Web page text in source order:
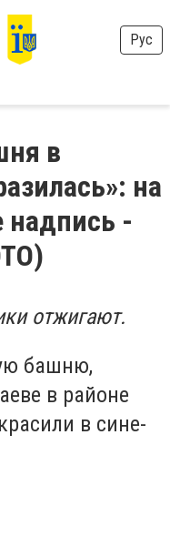
Рус
в
на
-
отжигают.
башню,
в районе
в сине-